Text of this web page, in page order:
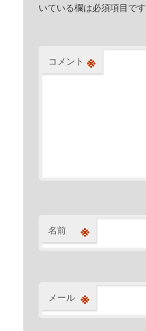
いている欄は必須項目です
コメント ※
名前 ※
メール ※